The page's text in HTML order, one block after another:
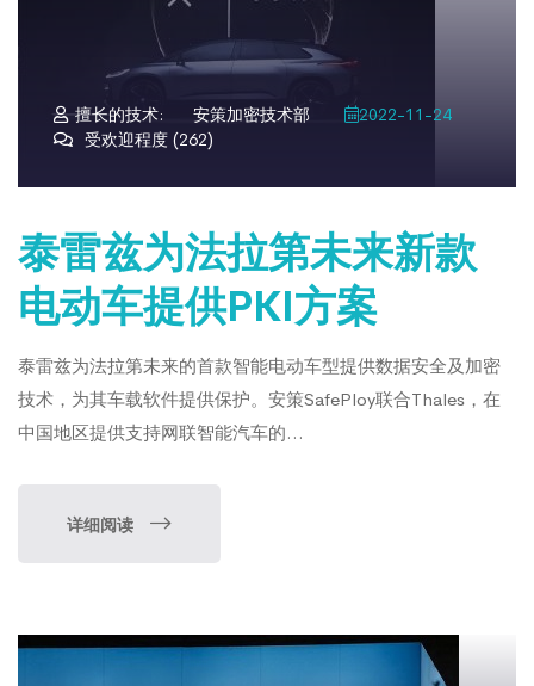
擅长的技术: 安策加密技术部
2022-11-24
受欢迎程度 (262)
泰雷兹为法拉第未来新款
电动车提供PKI方案
泰雷兹为法拉第未来的首款智能电动车型提供数据安全及加密
技术，为其车载软件提供保护。安策SafePloy联合Thales，在
中国地区提供支持网联智能汽车的...
详细阅读